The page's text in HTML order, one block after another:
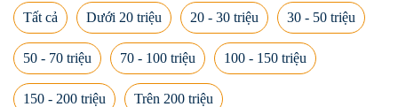
Tất cả Dưới 20 triệu 20 - 30 triệu 30 - 50 triệu
50 - 70 triệu 70 - 100 triệu 100 - 150 triệu
150 - 200 triệu Trên 200 triệu